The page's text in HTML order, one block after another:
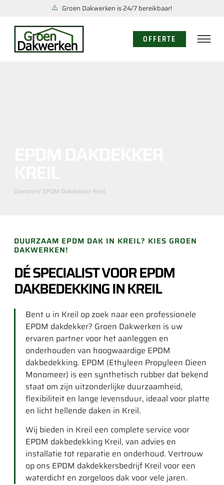
Groen Dakwerken is 24/7 bereikbaar!
OFFERTE
Diensten/ EPDM Dakdekker Kreil
DUURZAAM EPDM DAK IN KREIL? KIES GROEN
DAKWERKEN!
DÉ SPECIALIST VOOR EPDM
DAKBEDEKKING IN KREIL
Bent u in Kreil op zoek naar een professionele
EPDM dakdekker? Groen Dakwerken is uw
ervaren partner voor het aanleggen en
onderhouden van hoogwaardige EPDM
dakbedekking. EPDM (Ethyleen Propyleen Dieen
Monomeer) is een synthetisch rubber dat bekend
staat om zijn uitzonderlijke duurzaamheid,
flexibiliteit en lange levensduur, ideaal voor platte
en licht hellende daken in Kreil.
Wij bieden in Kreil een complete service voor
EPDM dakbedekking Kreil, van advies en
installatie tot reparatie en onderhoud. Vertrouw
op ons EPDM dakdekkersbedrijf Kreil voor een
waterdicht en zorgeloos dak voor vele jaren.